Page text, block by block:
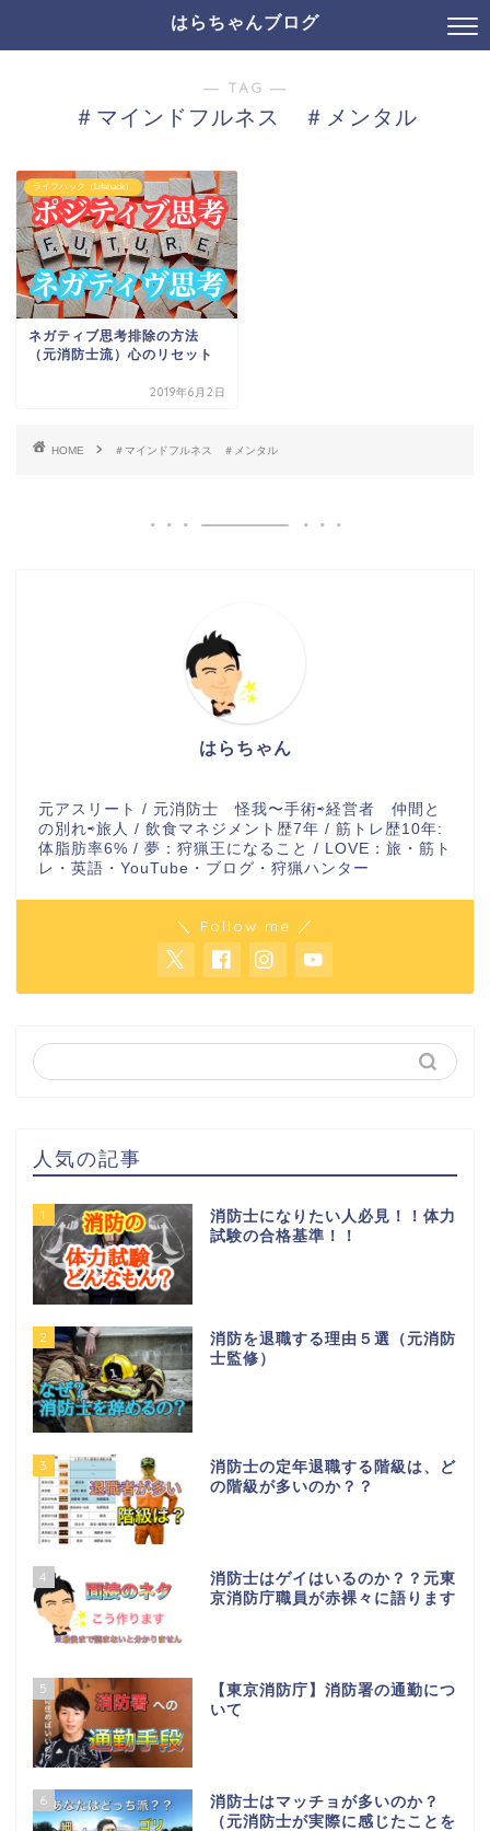
はらちゃんブログ
― TAG ―
＃マインドフルネス ＃メンタル
ライフハック（Lifehack）
ネガティブ思考排除の方法
（元消防士流）心のリセット
2019年6月2日
HOME ＃マインドフルネス ＃メンタル
はらちゃん
元アスリート / 元消防士 怪我〜手術⇨経営者 仲間と
の別れ⇨旅人 / 飲食マネジメント歴7年 / 筋トレ歴10年:
体脂肪率6% / 夢：狩猟王になること / LOVE：旅・筋ト
レ・英語・YouTube・ブログ・狩猟ハンター
＼ Follow me ／
人気の記事
1
消防士になりたい人必見！！体力
試験の合格基準！！
2
消防を退職する理由５選（元消防
士監修）
3
消防士の定年退職する階級は、ど
の階級が多いのか？？
4
消防士はゲイはいるのか？？元東
京消防庁職員が赤裸々に語ります
5
【東京消防庁】消防署の通勤につ
いて
6
消防士はマッチョが多いのか？
（元消防士が実際に感じたことを